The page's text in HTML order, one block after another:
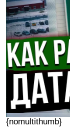
{nomultithumb}